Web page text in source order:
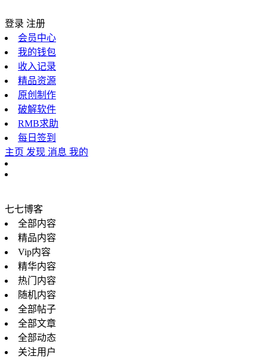
登录 注册
会员中心
我的钱包
收入记录
精品资源
原创制作
破解软件
RMB求助
每日签到
主页 发现 消息 我的
七七博客
全部内容
精品内容
Vip内容
精华内容
热门内容
随机内容
全部帖子
全部文章
全部动态
关注用户